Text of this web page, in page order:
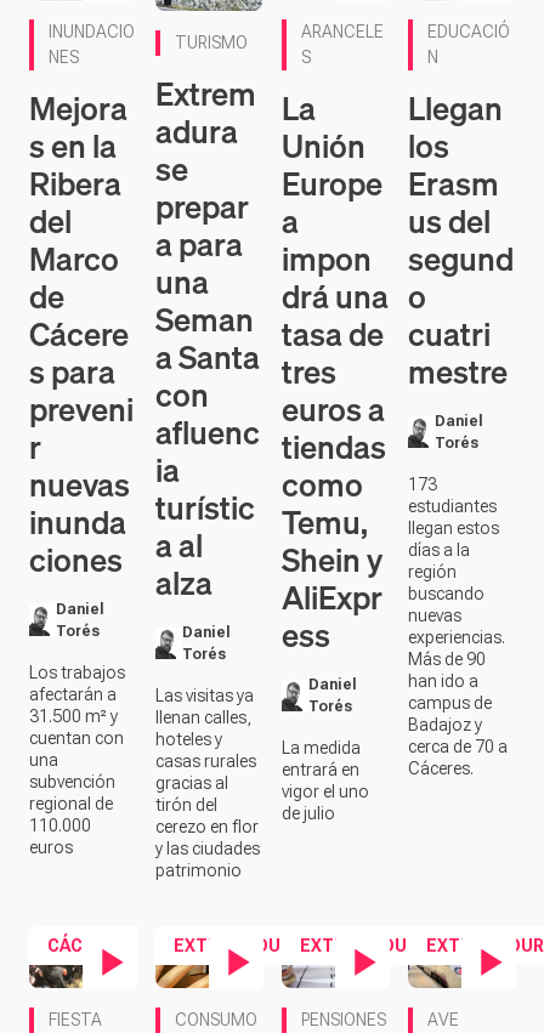
Contenido en vídeo
INUNDACIO
NES
Mejora
s en la
Ribera
del
Marco
de
Cácere
s para
preveni
r
nuevas
inunda
ciones
Daniel
Torés
Los trabajos
afectarán a
31.500 m² y
cuentan con
una
subvención
regional de
110.000
euros
TURISMO
Extrem
adura
se
prepar
a para
una
Seman
a Santa
con
afluenc
ia
turístic
a al
alza
Daniel
Torés
Las visitas ya
llenan calles,
hoteles y
casas rurales
gracias al
tirón del
cerezo en flor
y las ciudades
patrimonio
ARANCELE
S
La
Unión
Europe
a
impon
drá una
tasa de
tres
euros a
tiendas
como
Temu,
Shein y
AliExpr
ess
Daniel
Torés
La medida
entrará en
vigor el uno
de julio
EDUCACIÓ
N
Llegan
los
Erasm
us del
segund
o
cuatri
mestre
Daniel
Torés
173
estudiantes
llegan estos
días a la
región
buscando
nuevas
experiencias.
Más de 90
han ido a
campus de
Badajoz y
cerca de 70 a
Cáceres.
CÁCERES
FIESTA
EXTREMADURA
CONSUMO
EXTREMADURA
PENSIONES
AVE